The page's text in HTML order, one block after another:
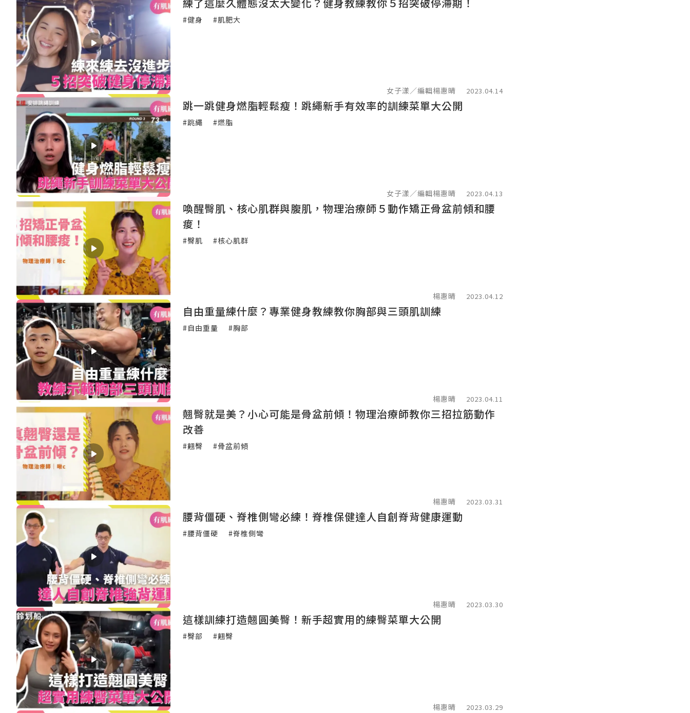
#健身 #肌肥大
女子漾／編輯楊惠晴 2023.04.14
跳一跳健身燃脂輕鬆瘦！跳繩新手有效率的訓練菜單大公開
#跳繩 #燃脂
女子漾／編輯楊惠晴 2023.04.13
喚醒臀肌、核心肌群與腹肌，物理治療師５動作矯正骨盆前傾和腰
痠！
#臀肌 #核心肌群
楊惠晴 2023.04.12
自由重量練什麼？專業健身教練教你胸部與三頭肌訓練
#自由重量 #胸部
楊惠晴 2023.04.11
翹臀就是美？小心可能是骨盆前傾！物理治療師教你三招拉筋動作
改善
#翹臀 #骨盆前傾
楊惠晴 2023.03.31
腰背僵硬、脊椎側彎必練！脊椎保健達人自創脊背健康運動
#腰背僵硬 #脊椎側彎
楊惠晴 2023.03.30
這樣訓練打造翹圓美臀！新手超實用的練臀菜單大公開
#臀部 #翹臀
楊惠晴 2023.03.29